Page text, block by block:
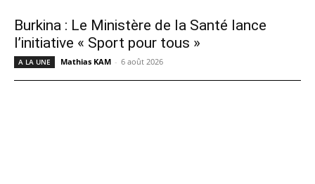
Burkina : Le Ministère de la Santé lance
l’initiative « Sport pour tous »
A LA UNE Mathias KAM - 6 août 2026